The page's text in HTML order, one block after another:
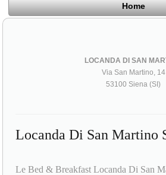
Home
LOCANDA DI SAN
Via San Martino, 14
53100 Siena (SI)
Locanda Di San Martino
Le Bed & Breakfast Locanda Di San